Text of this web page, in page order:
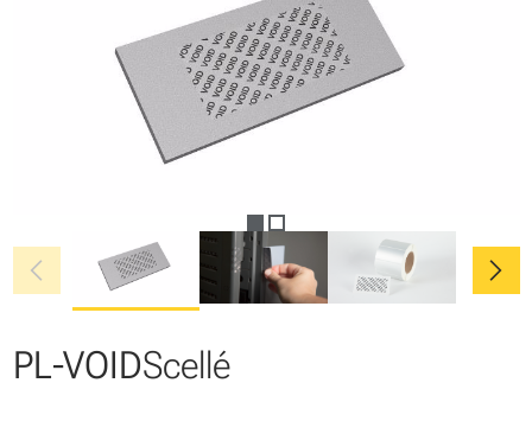
chevron_left chevron_right
PL-VOIDScellé